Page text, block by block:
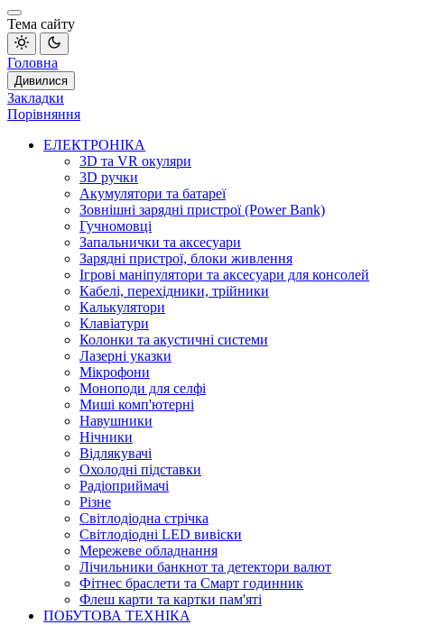
Тема сайту
Головна
Дивилися
Закладки
Порівняння
ЕЛЕКТРОНІКА
3D та VR окуляри
3D ручки
Акумулятори та батареї
Зовнішні зарядні пристрої (Power Bank)
Гучномовці
Запальнички та аксесуари
Зарядні пристрої, блоки живлення
Ігрові маніпулятори та аксесуари для консолей
Кабелі, перехідники, трійники
Калькулятори
Клавіатури
Колонки та акустичні системи
Лазерні указки
Мікрофони
Моноподи для селфі
Миші комп'ютерні
Навушники
Нічники
Відлякувачі
Охолодні підставки
Радіоприймачі
Різне
Світлодіодна стрічка
Світлодіодні LED вивіски
Мережеве обладнання
Лічильники банкнот та детектори валют
Фітнес браслети та Смарт годинник
Флеш карти та картки пам'яті
ПОБУТОВА ТЕХНІКА